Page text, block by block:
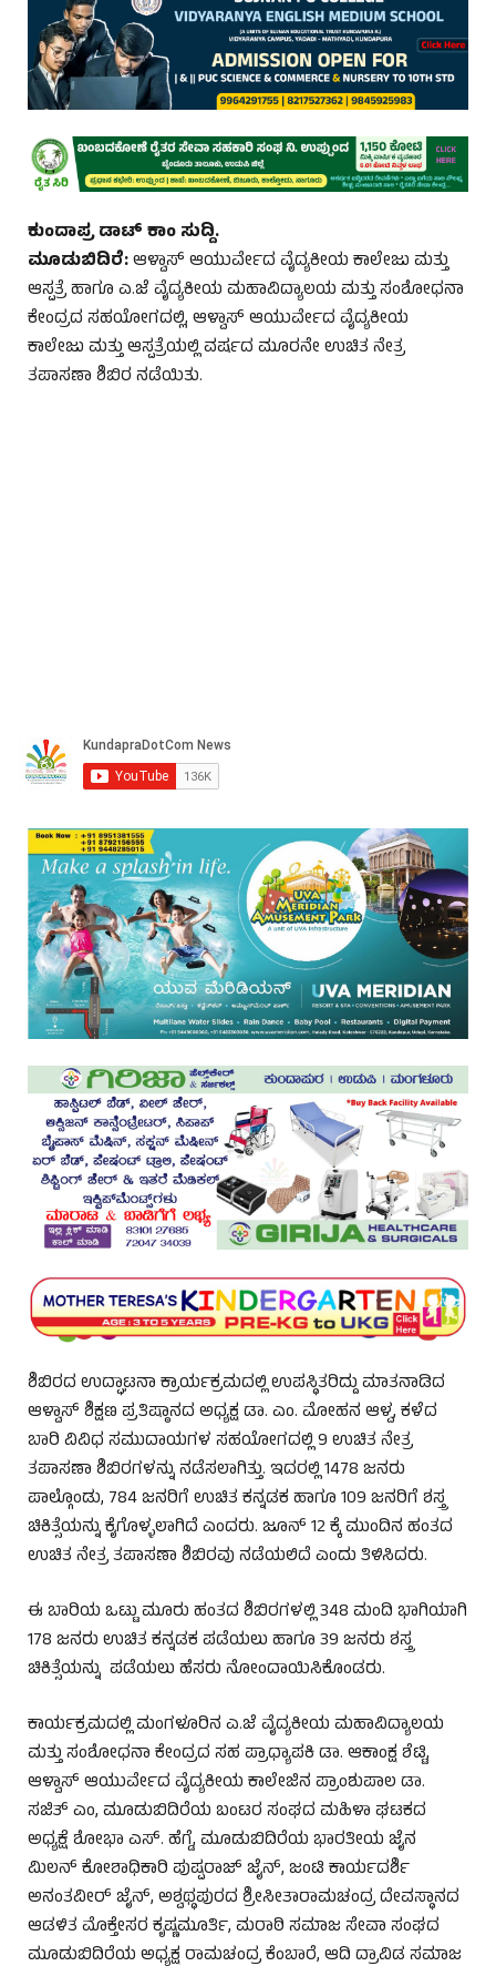
ಕುಂದಾಪ್ರ ಡಾಟ್‌ ಕಾಂ ಸುದ್ದಿ.
ಮೂಡುಬಿದಿರೆ:ಆಳ್ವಾಸ್ ಆಯುರ್ವೇದ ವೈದ್ಯಕೀಯ ಕಾಲೇಜು ಮತ್ತು
ಆಸ್ಪತ್ರೆ ಹಾಗೂ ಎ.ಜೆ ವೈದ್ಯಕೀಯ ಮಹಾವಿದ್ಯಾಲಯ ಮತ್ತು ಸಂಶೋಧನಾ
ಕೇಂದ್ರದ ಸಹಯೋಗದಲ್ಲಿ, ಆಳ್ವಾಸ್ ಆಯುರ್ವೇದ ವೈದ್ಯಕೀಯ
ಕಾಲೇಜು ಮತ್ತು ಆಸ್ಪತ್ರೆಯಲ್ಲಿ ವರ್ಷದ ಮೂರನೇ ಉಚಿತ ನೇತ್ರ
ತಪಾಸಣಾ ಶಿಬಿರ ನಡೆಯಿತು.
ಶಿಬಿರದ ಉದ್ಘಾಟನಾ ಕ್ರಾರ್ಯಕ್ರಮದಲ್ಲಿ ಉಪಸ್ಥಿತರಿದ್ದು ಮಾತನಾಡಿದ
ಆಳ್ವಾಸ್ ಶಿಕ್ಷಣ ಪ್ರತಿಷ್ಠಾನದ ಅಧ್ಯಕ್ಷ ಡಾ. ಎಂ. ಮೋಹನ ಆಳ್ವ, ಕಳೆದ
ಬಾರಿ ವಿವಿಧ ಸಮುದಾಯಗಳ ಸಹಯೋಗದಲ್ಲಿ 9 ಉಚಿತ ನೇತ್ರ
ತಪಾಸಣಾ ಶಿಬಿರಗಳನ್ನು ನಡೆಸಲಾಗಿತ್ತು. ಇದರಲ್ಲಿ 1478 ಜನರು
ಪಾಲ್ಗೊಂಡು, 784 ಜನರಿಗೆ ಉಚಿತ ಕನ್ನಡಕ ಹಾಗೂ 109 ಜನರಿಗೆ ಶಸ್ತ್ರ
ಚಿಕಿತ್ಸೆಯನ್ನು ಕೈಗೊಳ್ಳಲಾಗಿದೆ ಎಂದರು. ಜೂನ್ 12 ಕ್ಕೆ ಮುಂದಿನ ಹಂತದ
ಉಚಿತ ನೇತ್ರ ತಪಾಸಣಾ ಶಿಬಿರವು ನಡೆಯಲಿದೆ ಎಂದು ತಿಳಿಸಿದರು.
ಈ ಬಾರಿಯ ಒಟ್ಟು ಮೂರು ಹಂತದ ಶಿಬಿರಗಳಲ್ಲಿ 348 ಮಂದಿ ಭಾಗಿಯಾಗಿ
178 ಜನರು ಉಚಿತ ಕನ್ನಡಕ ಪಡೆಯಲು ಹಾಗೂ 39 ಜನರು ಶಸ್ತ್ರ
ಚಿಕಿತ್ಸೆಯನ್ನು ಪಡೆಯಲು ಹೆಸರು ನೋಂದಾಯಿಸಿಕೊಂಡರು.
ಕಾರ್ಯಕ್ರಮದಲ್ಲಿ ಮಂಗಳೂರಿನ ಎ.ಜೆ ವೈದ್ಯಕೀಯ ಮಹಾವಿದ್ಯಾಲಯ
ಮತ್ತು ಸಂಶೋಧನಾ ಕೇಂದ್ರದ ಸಹ ಪ್ರಾಧ್ಯಾಪಕಿ ಡಾ. ಆಕಾಂಕ್ಷ ಶೆಟ್ಟಿ,
ಆಳ್ವಾಸ್ ಆಯುರ್ವೇದ ವೈದ್ಯಕೀಯ ಕಾಲೇಜಿನ ಪ್ರಾಂಶುಪಾಲ ಡಾ.
ಸಜಿತ್ ಎಂ, ಮೂಡುಬಿದಿರೆಯ ಬಂಟರ ಸಂಘದ ಮಹಿಳಾ ಘಟಕದ
ಅಧ್ಯಕ್ಷೆ ಶೋಭಾ ಎಸ್. ಹೆಗ್ಡೆ, ಮೂಡುಬಿದಿರೆಯ ಭಾರತೀಯ ಜೈನ
ಮಿಲನ್ ಕೋಶಾಧಿಕಾರಿ ಪುಷ್ಪರಾಜ್ ಜೈನ್, ಜಂಟಿ ಕಾರ್ಯದರ್ಶಿ
ಅನಂತವೀರ್ ಜೈನ್, ಅಶ್ವಥ್ಥಪುರದ ಶ್ರೀಸೀತಾರಾಮಚಂದ್ರ ದೇವಸ್ಥಾನದ
ಆಡಳಿತ ಮೊಕ್ತೇಸರ ಕೃಷ್ಣಮೂರ್ತಿ, ಮರಾಠಿ ಸಮಾಜ ಸೇವಾ ಸಂಘದ
ಮೂಡುಬಿದಿರೆಯ ಅಧ್ಯಕ್ಷ ರಾಮಚಂದ್ರ ಕೆಂಬಾರೆ, ಆದಿ ದ್ರಾವಿಡ ಸಮಾಜ